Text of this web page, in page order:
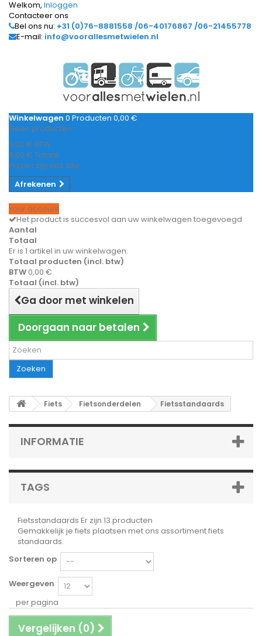
Welkom, Inloggen
Contacteer ons
Bel ons nu: +31 (0)76-8881558 /06-40176867 /06-21455778
E-mail: info@voorallesmetwielen.nl
Winkelwagen 0 Producten 0,00 €
Geen producten
0,00 € BTW
0,00 € Totaal
Prijzen zijn incl. btw
Afrekenen
Your account
Het product is succesvol aan uw winkelwagen toegevoegd
Aantal
Totaal
Er is 1 artikel in uw winkelwagen.
Totaal producten (incl. btw)
BTW 0,00 €
Totaal (incl. btw)
Ga door met winkelen
Doorgaan naar betalen
Zoeken
Fiets Fietsonderdelen Fietsstandaards
INFORMATIE
TAGS
Fietsstandaards Er zijn 13 producten
Gemakkelijk je fiets plaatsen met ons assortiment fiets
standaards.
Sorteren op
Weergeven
per pagina
Vergelijken (0)